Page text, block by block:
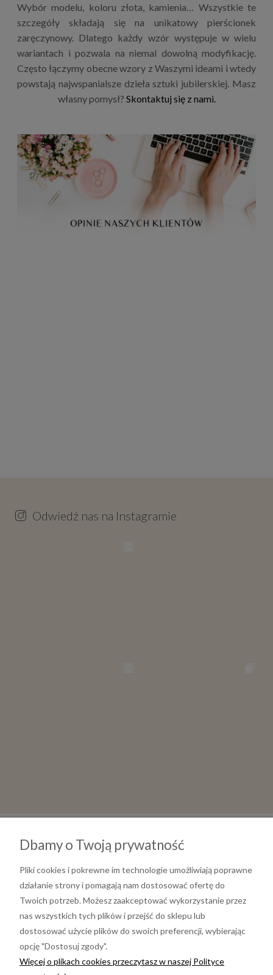
Wybór modelu, koloru złota, kamienia… Wszystkie te
szczegóły składają się na unikatowy pierścionek
zaręczynowy. Dlatego każdy wzór występuje w wielu
wariantach i pozwala na niemal dowolną modyfikację.
Często łączymy obecne wzory z Waszymi ideami i wtedy
powstają najwspanialsze dzieła sztuki jubilerskiej. Masz
własny pomysł? Skontaktuj się z nami.
Odwiedź nas na Instagramie
Informacje
Dbamy o Twoją prywatność
Pliki cookies i pokrewne im technologie umożliwiają poprawne
działanie strony i pomagają nam dostosować ofertę do
Twoich potrzeb. Możesz zaakceptować wykorzystanie przez
nas wszystkich tych plików i przejść do sklepu lub
dostosować użycie plików do swoich preferencji, wybierając
opcję "Dostosuj zgody".
Więcej o plikach cookies przeczytasz w naszej Polityce